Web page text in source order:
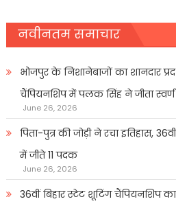
नवीनतम समाचार
भोजपुर के निशानेबाजों का शानदार
चैंपियनशिप में पलक सिंह ने जीता
June 26, 2026
पिता-पुत्र की जोड़ी ने रचा इतिहास,
में जीते 11 पदक
June 26, 2026
36वीं बिहार स्टेट शूटिंग चैंपियनशिप